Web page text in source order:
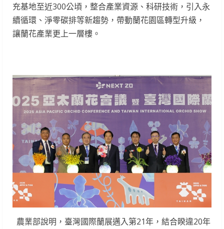
充基地至近300公頃，整合產業資源、科研技術，引入永
續循環、淨零碳排等新趨勢，帶動蘭花園區轉型升級，
讓蘭花產業更上一層樓。
農業部說明，臺灣國際蘭展邁入第21年，結合睽違20年